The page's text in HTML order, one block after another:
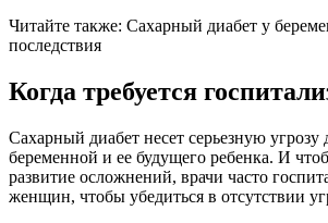
Читайте также: Сахарный диабет у
последствия
Когда требуется
Сахарный диабет несет серьезную угрозу
беременной и ее будущего ребенка. И
развитие осложнений, врачи часто
женщин, чтобы убедиться в отсутствии